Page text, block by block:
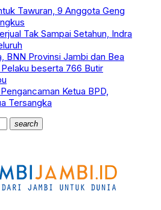
Tawuran, 9 Anggota Geng
Tak Sampai Setahun, Indra
BNN Provinsi Jambi dan Bea
beserta 766 Butir
Ketua BPD,
Tersangka
search